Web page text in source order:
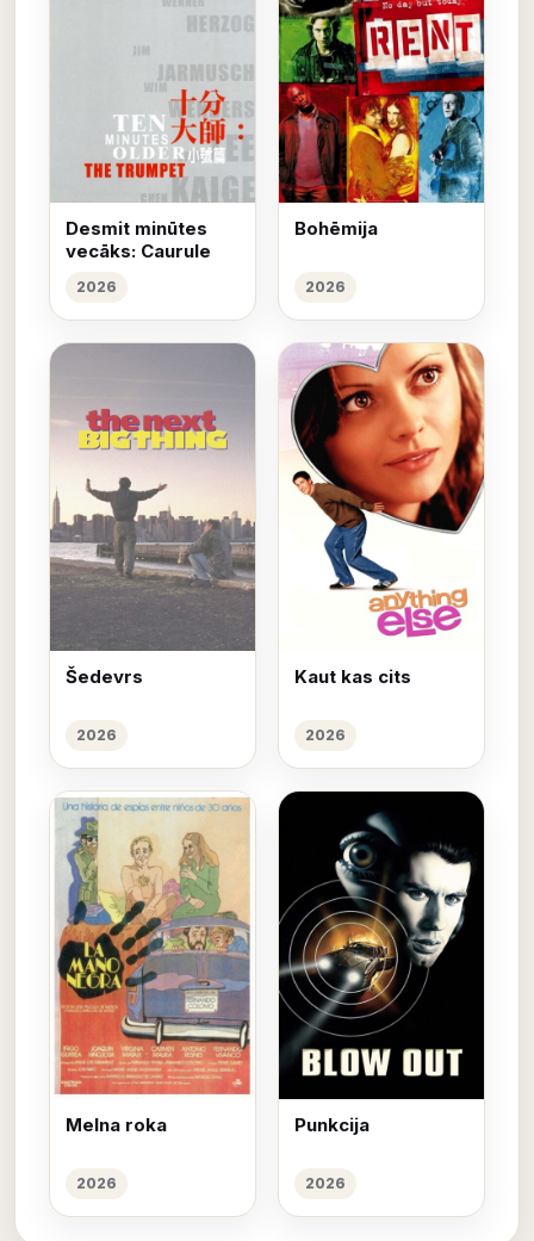
Desmit minūtes
vecāks: Caurule
2026
Bohēmija
2026
Šedevrs
2026
Kaut kas cits
2026
Melna roka
2026
Punkcija
2026